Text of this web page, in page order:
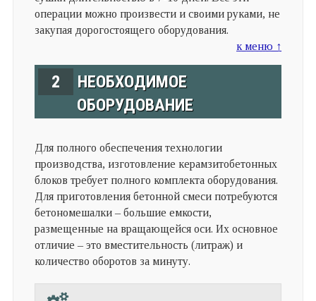
операции можно произвести и своими руками, не
закупая дорогостоящего оборудования.
к меню ↑
2
НЕОБХОДИМОЕ
ОБОРУДОВАНИЕ
Для полного обеспечения технологии
производства, изготовление керамзитобетонных
блоков требует полного комплекта оборудования.
Для приготовления бетонной смеси потребуются
бетономешалки – большие емкости,
размещенные на вращающейся оси. Их основное
отличие – это вместительность (литраж) и
количество оборотов за минуту.